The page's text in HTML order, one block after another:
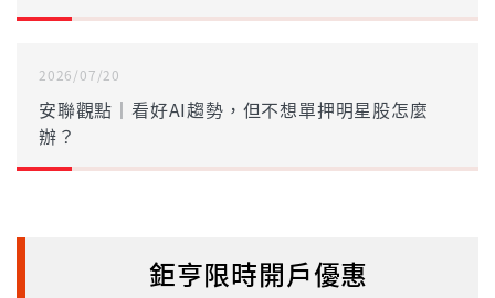
2026/07/20
安聯觀點｜看好AI趨勢，但不想單押明星股怎麼
辦？
鉅亨限時開戶優惠